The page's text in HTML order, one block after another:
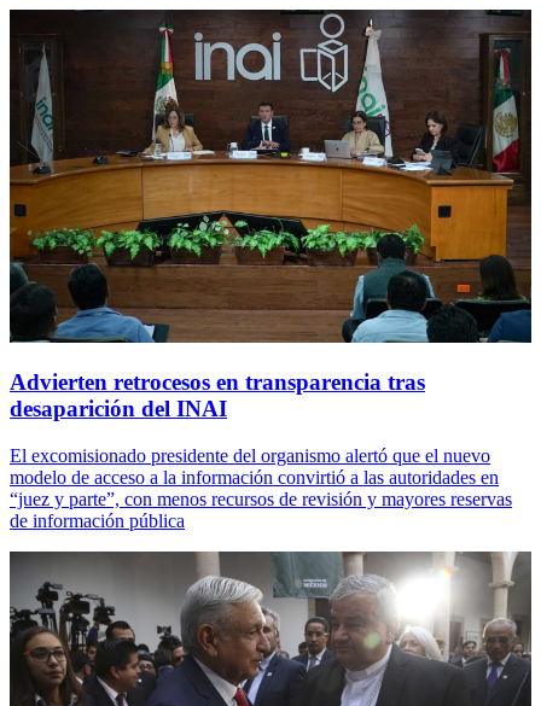
Advierten retrocesos en transparencia tras
desaparición del INAI
El excomisionado presidente del organismo alertó que el nuevo
modelo de acceso a la información convirtió a las autoridades en
“juez y parte”, con menos recursos de revisión y mayores reservas
de información pública